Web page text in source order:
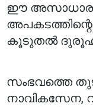
ഈ
കൂടുതൽ
സംഭവത്തെ
നാവികസേന,